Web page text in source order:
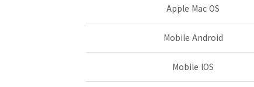
Apple Mac OS
Mobile Android
Mobile IOS